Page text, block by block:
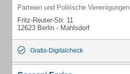
Parteien und Politische Vereinigungen
Fritz-Reuter-Str. 11
12623 Berlin - Mahlsdorf
Gratis-Digitalcheck